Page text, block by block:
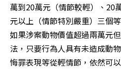
萬到20萬元（情節較輕）、20
元以上（情節特別嚴重）三個
如果涉案動物價值超過兩萬元
法，只要行為人具有未造成動
悔罪表現等從輕情節，依然可